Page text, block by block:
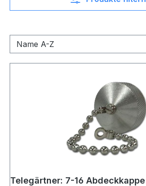
Telegärtner: 7-16 Abdeckkappe